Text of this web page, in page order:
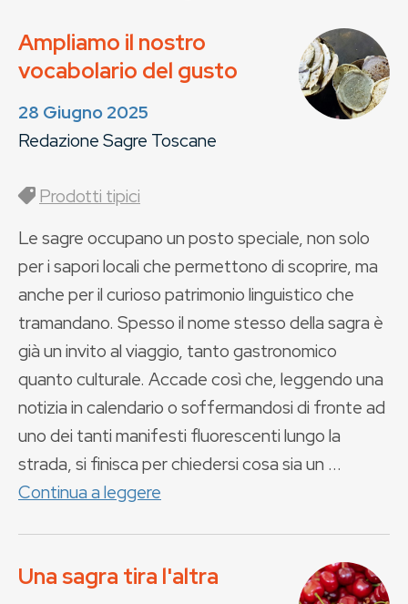
Ampliamo il nostro
vocabolario del gusto
28 Giugno 2025
Redazione Sagre Toscane
Prodotti tipici
Le sagre occupano un posto speciale, non solo
per i sapori locali che permettono di scoprire, ma
anche per il curioso patrimonio linguistico che
tramandano. Spesso il nome stesso della sagra è
già un invito al viaggio, tanto gastronomico
quanto culturale. Accade così che, leggendo una
notizia in calendario o soffermandosi di fronte ad
uno dei tanti manifesti fluorescenti lungo la
strada, si finisca per chiedersi cosa sia un ...
Continua a leggere
Una sagra tira l'altra